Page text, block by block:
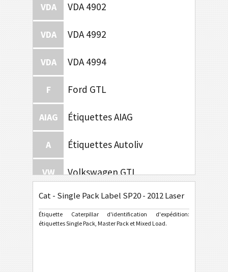
VDA VDA 4902
VDA VDA 4992
VDA VDA 4994
F Ford GTL
AIAG Étiquettes AIAG
A Étiquettes Autoliv
VW Volkswagen GTL
GM General Motors
CAT Caterpillar
Cat - Single Pack Label SP20 - 2012 Laser
Étiquette Caterpillar d'identification d'expédition:
étiquettes Single Pack, Master Pack et Mixed Load.